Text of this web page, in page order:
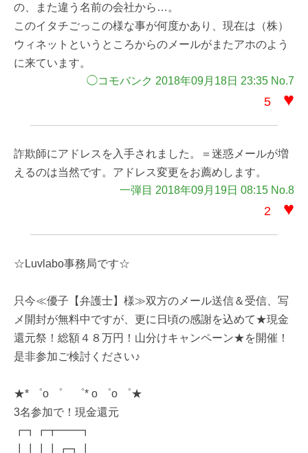
の、また違う名前の会社から…。
このイタチごっこの様な事が何度かあり、現在は（株）
ウィネットというところからのメールがまたアホのよう
に来ています。
◯コモバンク 2018年09月18日 23:35 No.7
5 ♥
詐欺師にアドレスを入手されました。＝迷惑メールが増
えるのは当然です。アドレス変更をお薦めします。
一弾目 2018年09月19日 08:15 No.8
2 ♥
☆Luvlabo事務局です☆
只今≪優子【弁護士】様≫双方のメール送信＆受信、写
メ開封が無料中ですが、更に日頃の感謝を込めて★現金
還元祭！総額４８万円！山分けキャンペーン★を開催！
是非参加ご検討ください♪
★* ゜o ゜ ゜* o ゜o ゜★
3名参加で！現金還元
┏┓┏┳━━┓
┃┃┃┃┏┓┃